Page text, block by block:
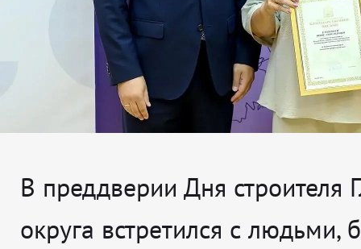
В преддверии Дня строителя
округа встретился с людьми,